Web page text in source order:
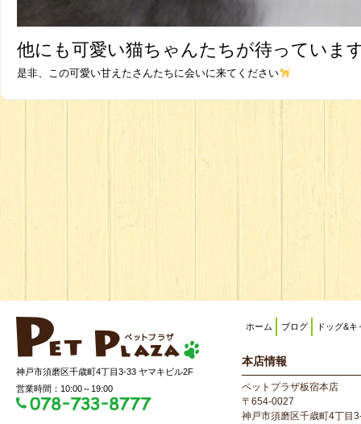
他にも可愛い猫ちゃんたちが待っていま
是非、この可愛い甘えたさんたちに会いに来てください
神戸市須磨区千歳町4丁目3-33 ヤマキビル2F
営業時間：10:00～19:00
ホーム ブログ ドッグ&キ
本店情報
ペットプラザ板宿本店
〒654-0027
神戸市須磨区千歳町4丁目